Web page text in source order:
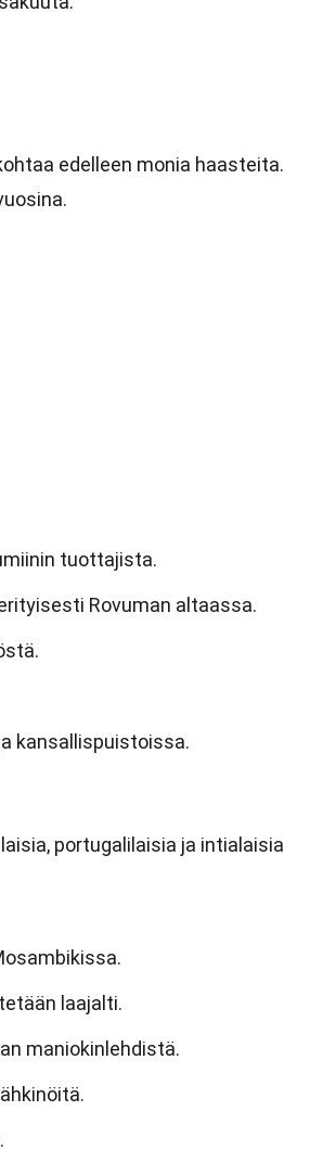
edelleen monia haasteita.
tuottajista.
Rovuman altaassa.
kansallispuistoissa.
portugalilaisia ja intialaisia
laajalti.
maniokinlehdistä.